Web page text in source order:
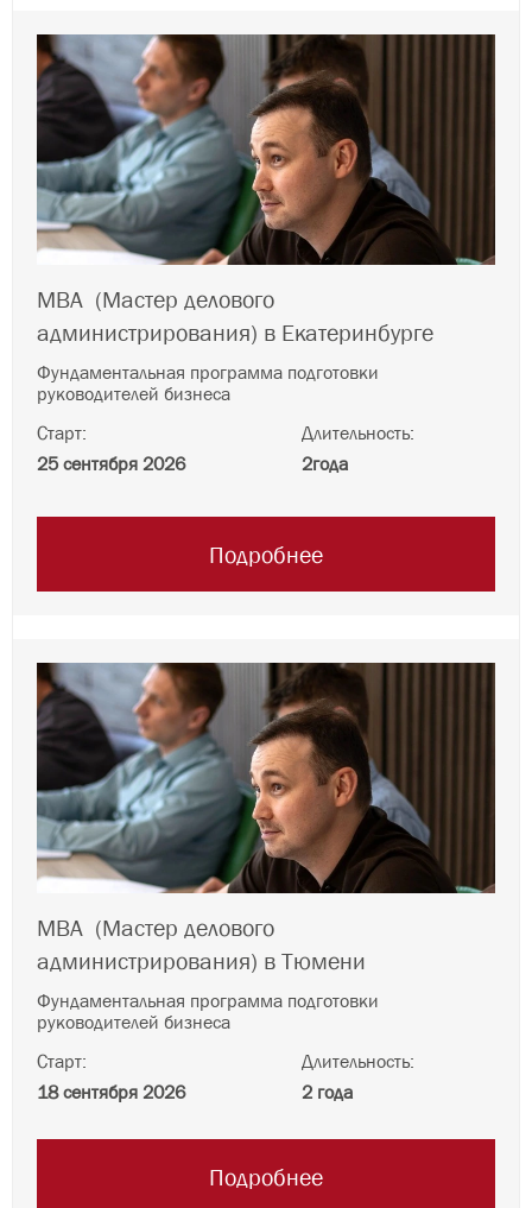
MBA (Мастер делового
администрирования) в Екатеринбурге
Фундаментальная программа подготовки
руководителей бизнеса
Старт:
25 сентября 2026
Длительность:
2года
Подробнее
MBA (Мастер делового
администрирования) в Тюмени
Фундаментальная программа подготовки
руководителей бизнеса
Старт:
18 сентября 2026
Длительность:
2 года
Подробнее